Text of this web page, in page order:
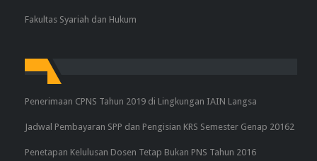
Fakultas Syariah dan Hukum
Penerimaan CPNS Tahun 2019 di Lingkungan IAIN Langsa
Jadwal Pembayaran SPP dan Pengisian KRS Semester Genap 20162
Penetapan Kelulusan Dosen Tetap Bukan PNS Tahun 2016